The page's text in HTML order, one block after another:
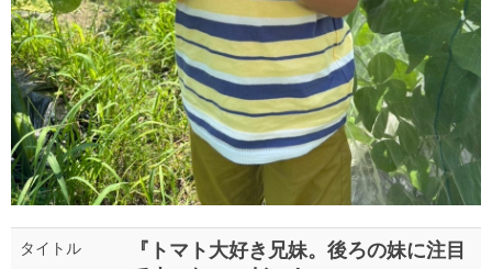
タイトル 『トマト大好き兄妹。後ろの妹に注目